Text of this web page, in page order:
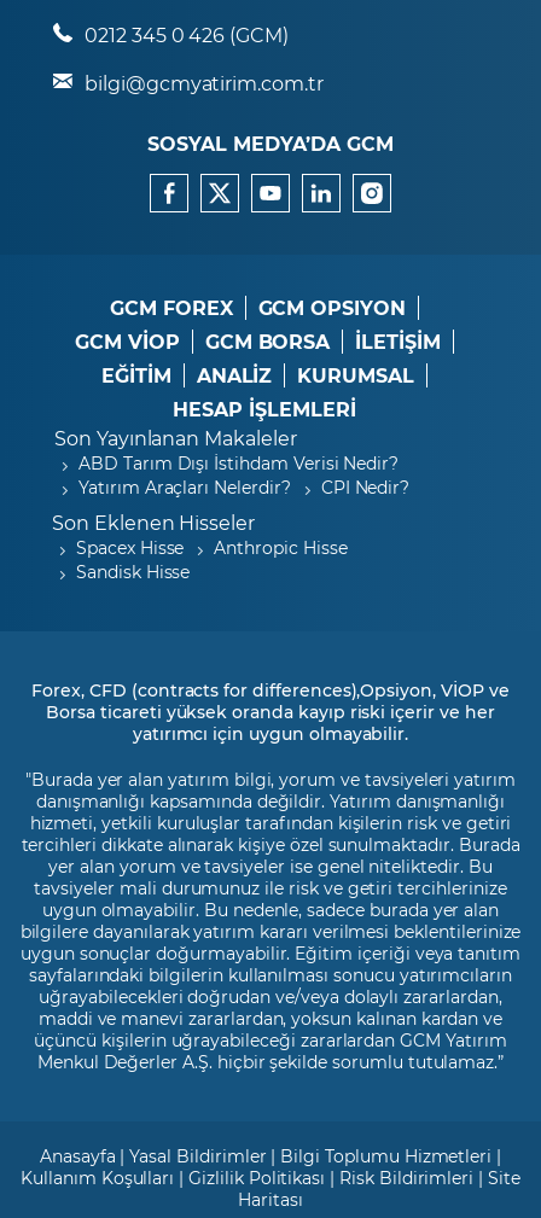
0212 345 0 426 (GCM)
bilgi@gcmyatirim.com.tr
SOSYAL MEDYA’DA GCM
GCM FOREX
GCM OPSIYON
GCM VİOP
GCM BORSA
İLETİŞİM
EĞİTİM
ANALİZ
KURUMSAL
HESAP İŞLEMLERİ
Son Yayınlanan Makaleler
ABD Tarım Dışı İstihdam Verisi Nedir?
Yatırım Araçları Nelerdir?
CPI Nedir?
Son Eklenen Hisseler
Spacex Hisse
Anthropic Hisse
Sandisk Hisse
Forex, CFD (contracts for differences),Opsiyon, VİOP ve
Borsa ticareti yüksek oranda kayıp riski içerir ve her
yatırımcı için uygun olmayabilir.
"Burada yer alan yatırım bilgi, yorum ve tavsiyeleri yatırım
danışmanlığı kapsamında değildir. Yatırım danışmanlığı
hizmeti, yetkili kuruluşlar tarafından kişilerin risk ve getiri
tercihleri dikkate alınarak kişiye özel sunulmaktadır. Burada
yer alan yorum ve tavsiyeler ise genel niteliktedir. Bu
tavsiyeler mali durumunuz ile risk ve getiri tercihlerinize
uygun olmayabilir. Bu nedenle, sadece burada yer alan
bilgilere dayanılarak yatırım kararı verilmesi beklentilerinize
uygun sonuçlar doğurmayabilir. Eğitim içeriği veya tanıtım
sayfalarındaki bilgilerin kullanılması sonucu yatırımcıların
uğrayabilecekleri doğrudan ve/veya dolaylı zararlardan,
maddi ve manevi zararlardan, yoksun kalınan kardan ve
üçüncü kişilerin uğrayabileceği zararlardan GCM Yatırım
Menkul Değerler A.Ş. hiçbir şekilde sorumlu tutulamaz.”
Anasayfa |Yasal Bildirimler | Bilgi Toplumu Hizmetleri |
Kullanım Koşulları |Gizlilik Politikası | Risk Bildirimleri |Site
Haritası